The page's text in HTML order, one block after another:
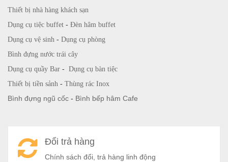
Thiết bị nhà hàng khách sạn
Dụng cụ tiệc buffet - Đèn hâm buffet
Dụng cụ vệ sinh - Dụng cụ phòng
Bình đựng nước trái cây
Dụng cụ quầy Bar - Dụng cụ bàn tiệc
Thiết bị tiền sảnh - Thùng rác Inox
Bình đựng ngũ cốc - Bình bếp hâm Cafe
Đổi trả hàng
Chính sách đổi, trả hàng linh động